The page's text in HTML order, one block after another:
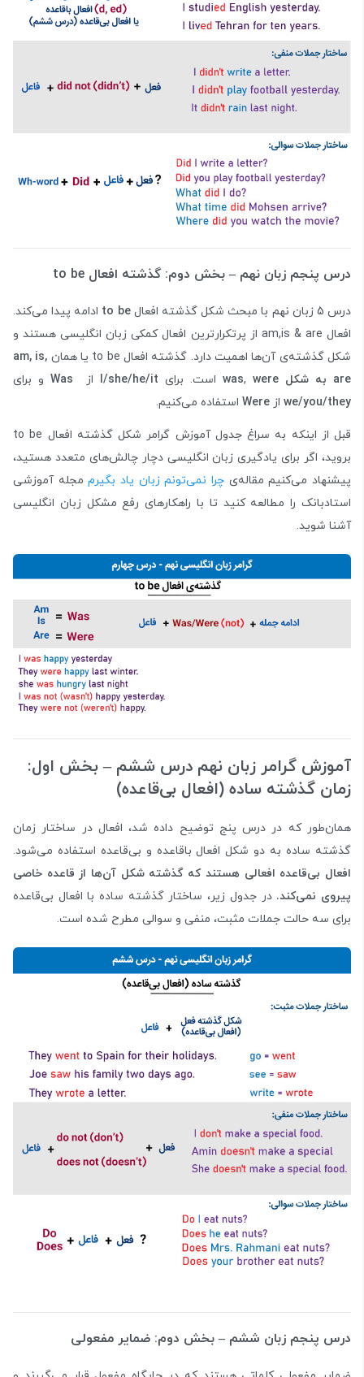
درس پنجم زبان نهم – بخش دوم: گذشته‌ افعال to be
درس 5 زبان نهم با مبحث شکل گذشته افعال to be ادامه پیدا می‌کند.
افعال am,is & are از پرتکرارترین افعال کمکی زبان انگلیسی هستند و
شکل گذشته‌ی آن‌ها اهمیت دارد. گذشته افعال to be یا همان
am, is,
are به شکل was, were است. برای I/she/he/it از Was و برای
we/you/they از Were استفاده می‌کنیم.
قبل از اینکه به سراغ جدول آموزش گرامر شکل گذشته افعال to be
بروید، اگر برای یادگیری زبان انگلیسی دچار چالش‌های متعدد هستید،
پیشنهاد می‌کنیم مقاله‌ی چرا نمی‌تونم زبان یاد بگیرممجله آموزشی
استادبانک را مطالعه کنید تا با راهکارهای رفع مشکل زبان انگلیسی
آشنا شوید.
آموزش گرامر زبان نهم درس ششم – بخش اول:
زمان گذشته ساده (افعال بی‌قاعده)
همان‌طور که در درس پنج توضیح داده شد، افعال در ساختار زمان
گذشته ساده به دو شکل افعال باقاعده و بی‌قاعده استفاده می‌شود.
افعال بی‌قاعده افعالی هستند که گذشته شکل آن‌ها از قاعده خاصی
پیروی نمی‌کند.در جدول زیر، ساختار گذشته ساده با افعال بی‌قاعده
برای سه حالت جملات مثبت، منفی و سوالی مطرح شده است.
درس پنجم زبان ششم – بخش دوم: ضمایر مفعولی